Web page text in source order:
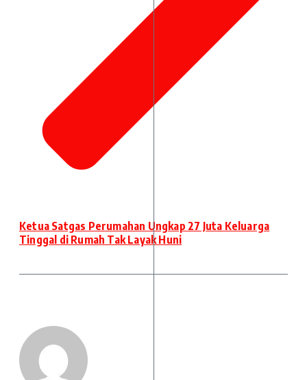
Ketua Satgas Perumahan Ungkap 27 Juta Keluarga
Tinggal di Rumah Tak Layak Huni